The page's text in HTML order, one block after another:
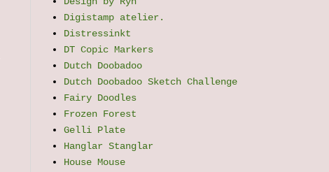
Digistamp atelier.
Distressinkt
DT Copic Markers
Dutch Doobadoo
Dutch Doobadoo Sketch Challenge
Fairy Doodles
Frozen Forest
Gelli Plate
Hanglar Stanglar
House Mouse